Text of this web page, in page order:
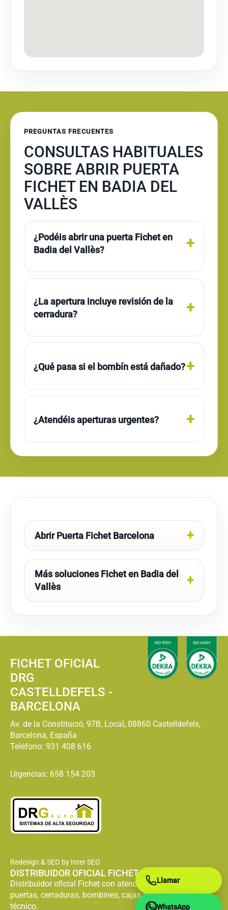
PREGUNTAS FRECUENTES
CONSULTAS HABITUALES
SOBRE ABRIR PUERTA
FICHET EN BADIA DEL
VALLÈS
¿Podéis abrir una puerta Fichet en
Badia del Vallès?
¿La apertura incluye revisión de la
cerradura?
¿Qué pasa si el bombín está dañado?
¿Atendéis aperturas urgentes?
Abrir Puerta Fichet Barcelona
Más soluciones Fichet en Badia del
Vallès
FICHET OFICIAL
DRG
CASTELLDEFELS -
BARCELONA
Av. de la Constitució, 97B, Local, 08860 Castelldefels,
Barcelona, España
Teléfono: 931 408 616
Urgencias: 658 154 203
Redesign & SEO by Inter SEO
DISTRIBUIDOR OFICIAL FICHET
Distribuidor oficial Fichet con atención especializada en
puertas, cerraduras, bombines, cajas fuertes y servicio
técnico.
Llamar
WhatsApp